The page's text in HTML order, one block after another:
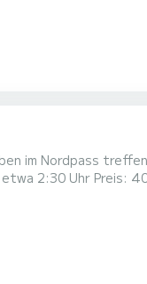
im Nordpass
2:30 Uhr Preis: